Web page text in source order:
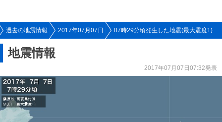
過去の地震情報 2017年07月07日 07時29分頃発生した地震(最大震度1)
地震情報
2017年07月07日07:32発表